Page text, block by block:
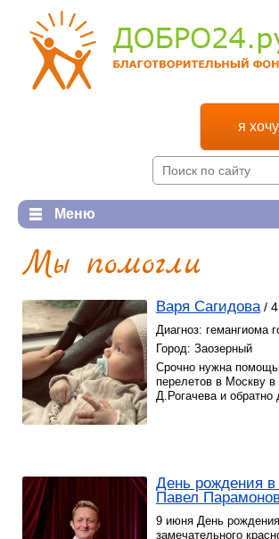
я
Меню
Им нужна помощь
Мы помогли
Помним
Как помочь
Как помочь
Боксы для пожертвований
О фонде
Реквизиты
Документы
Финансовые отчеты
Мы и наши контакты
Проекты
Справочник
Медиа
Мы помогли
Варя Сагидова /
Диагноз: гемангиома
Город: Заозерный
Срочно нужна помощь
перелетов в Москву
Д.Рогачева и обратно
День рождения в
Павел
9 июня День
замечательного